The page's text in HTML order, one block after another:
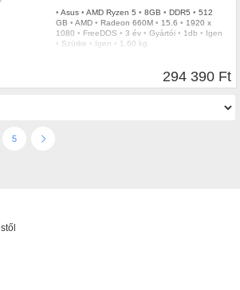
• Asus • AMD Ryzen 5 • 8GB • DDR5 • 512
GB • AMD • Radeon 660M • 15.6 • 1920 x
1080 • FreeDOS • 3 év • Gyártói • 1db • Igen
• Szürke • Igen • 1,60 kg
294 390 Ft
5